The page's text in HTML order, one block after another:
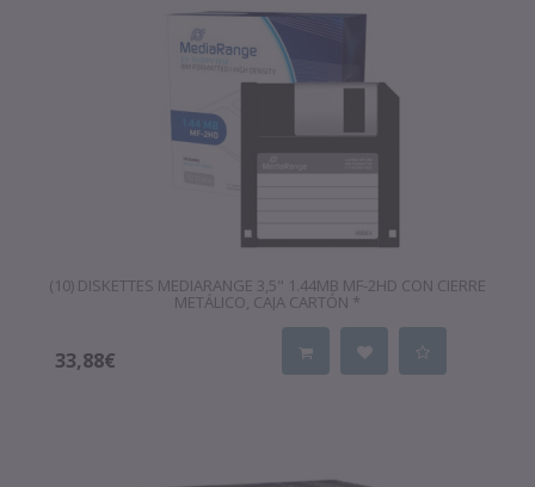
(10) DISKETTES MEDIARANGE 3,5" 1.44MB MF-2HD CON CIERRE
METÁLICO, CAJA CARTÓN *
33,88€